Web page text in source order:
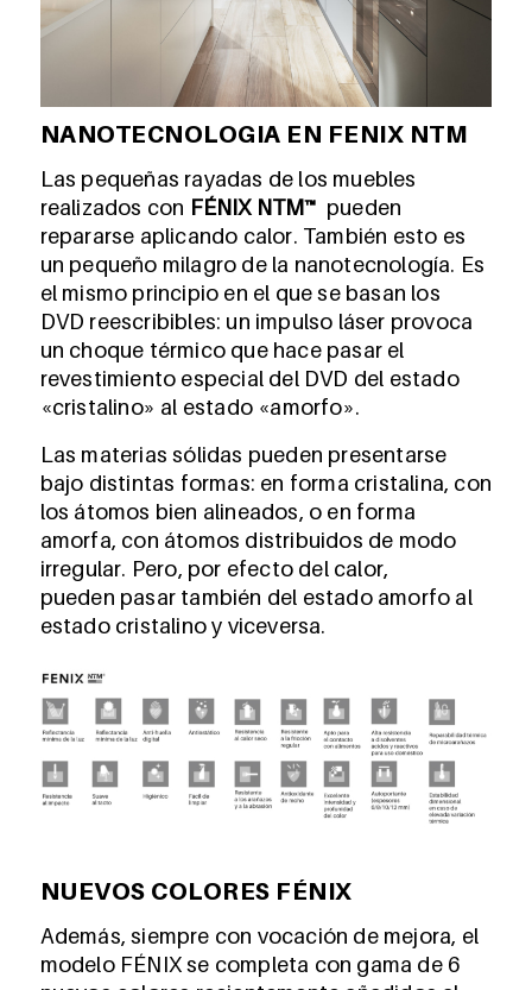
NANOTECNOLOGIA EN FENIX NTM
Las pequeñas rayadas de los muebles
realizados con FÉNIX NTM™ pueden
repararse aplicando calor. También esto es
un pequeño milagro de la nanotecnología. Es
el mismo principio en el que se basan los
DVD reescribibles: un impulso láser provoca
un choque térmico que hace pasar el
revestimiento especial del DVD del estado
«cristalino» al estado «amorfo».
Las materias sólidas pueden presentarse
bajo distintas formas: en forma cristalina, con
los átomos bien alineados, o en forma
amorfa, con átomos distribuidos de modo
irregular. Pero, por efecto del calor,
pueden pasar también del estado amorfo al
estado cristalino y viceversa.
NUEVOS COLORES FÉNIX
Además, siempre con vocación de mejora, el
modelo FÉNIX se completa con gama de 6